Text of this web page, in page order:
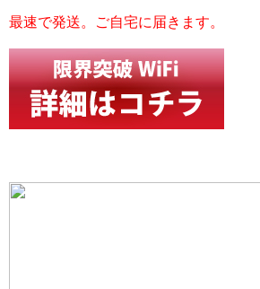
最速で発送。ご自宅に届きます。